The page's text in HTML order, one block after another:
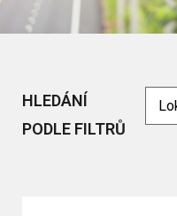
HLEDÁNÍ
PODLE FILTRŮ